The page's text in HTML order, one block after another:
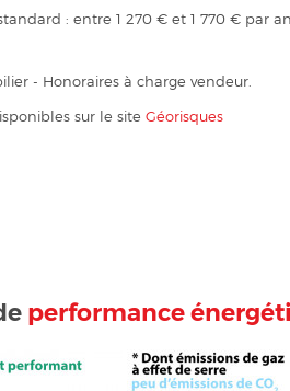
: entre 1 270 € et 1 770 € par
- Honoraires à charge vendeur.
sur le site Géorisques
performance